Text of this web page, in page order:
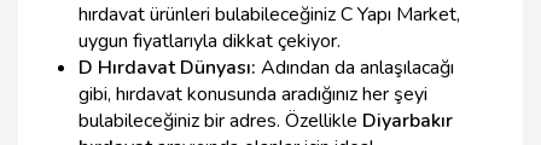
hırdavat ürünleri bulabileceğiniz C Yapı Market,
uygun fiyatlarıyla dikkat çekiyor.
D Hırdavat Dünyası: Adından da anlaşılacağı
gibi, hırdavat konusunda aradığınız her şeyi
bulabileceğiniz bir adres. Özellikle Diyarbakır